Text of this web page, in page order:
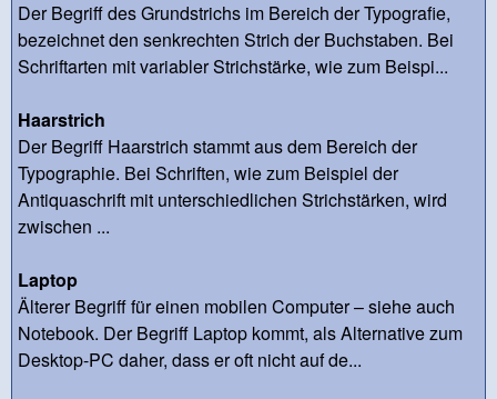
Der Begriff des Grundstrichs im Bereich der Typografie,
bezeichnet den senkrechten Strich der Buchstaben. Bei
Schriftarten mit variabler Strichstärke, wie zum Beispi...
Haarstrich
Der Begriff Haarstrich stammt aus dem Bereich der
Typographie. Bei Schriften, wie zum Beispiel der
Antiquaschrift mit unterschiedlichen Strichstärken, wird
zwischen ...
Laptop
Älterer Begriff für einen mobilen Computer – siehe auch
Notebook. Der Begriff Laptop kommt, als Alternative zum
Desktop-PC daher, dass er oft nicht auf de...